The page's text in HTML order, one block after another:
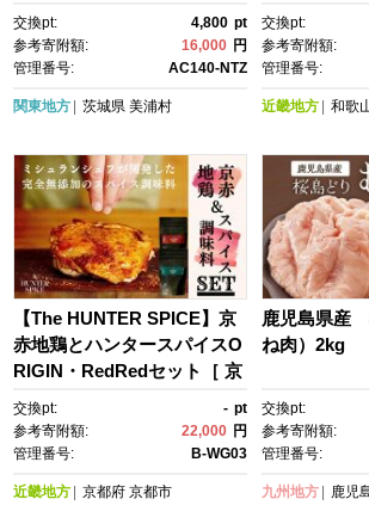
正肉 ささみ 手羽先 手羽元 鶏
肉 冷凍 タンパク質 唐揚
げ チキンソテー 煮物 チキン
交換pt: 4,800 pt
参考寄附額:
16,000 円
管理番号:
AC140-NTZ
関東地方 茨城県 美浦村
交換pt:
参考寄附額:
管理番号:
近畿地方 和歌
【The HUNTER SPICE】京
赤地鶏とハンタースパイスO
RIGIN・RedRedセット［ 京
都 ミシュラン スパイス 人
気 おすすめ グルメ バーベキ
ュー キャンプ飯 キャンプ キ
加 調味料 通販 お取り寄せ ふ
交換pt: - pt
参考寄附額:
22,000 円
管理番号:
B-WG03
近畿地方 京都府 京都市
鹿児島県産
ね肉）2kg
交換pt:
参考寄附額:
管理番号:
九州地方 鹿児